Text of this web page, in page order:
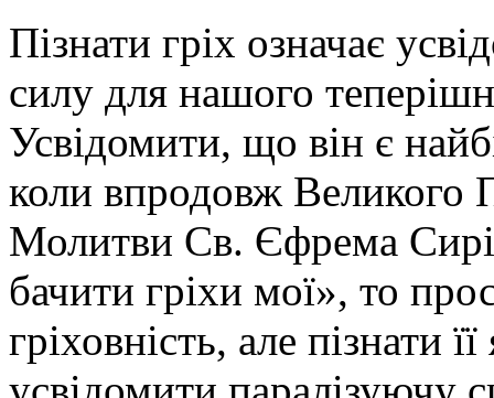
Пізнати гріх означає
силу для нашого
Усвідомити, що він є
коли впродовж Великого
Молитви Св. Єфрема
бачити гріхи мої», то
гріховність, але пізнати